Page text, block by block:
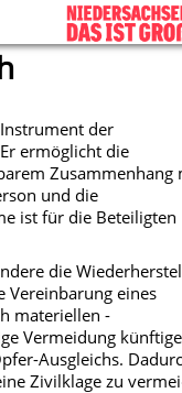
der
ermöglicht die
Zusammenhang
und die
ist für die Beteiligten
die
Vereinbarung eines
materiellen -
Vermeidung
Ausgleichs.
Zivilklage zu